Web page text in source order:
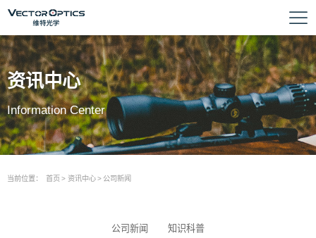
资讯中心
Information Center
当前位置： 首页 > 资讯中心 > 公司新闻
公司新闻 知识科普